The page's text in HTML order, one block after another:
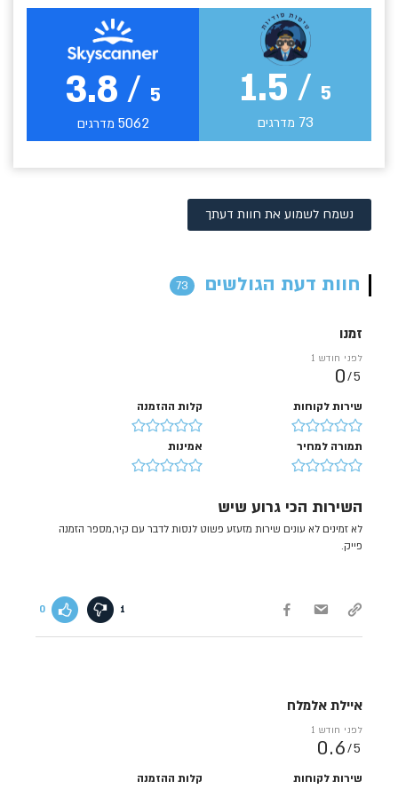
5
/
3.8
5062 מדרגים
1.5 / 5
73 מדרגים
חוות דעת הגולשים 73
נשמח לשמוע את חוות דעתך
זמנו
לפני חודש 1
5/
0
שירות לקוחות קלות ההזמנה
תמורה למחיר אמינות
השירות הכי גרוע שיש
לא זמינים לא עונים שירות מזעזע פשוט לנסות לדבר עם קיר,מספר הזמנה
פייק.
0 1
איילת אלמלח
לפני חודש 1
5/
0.6
שירות לקוחות קלות ההזמנה